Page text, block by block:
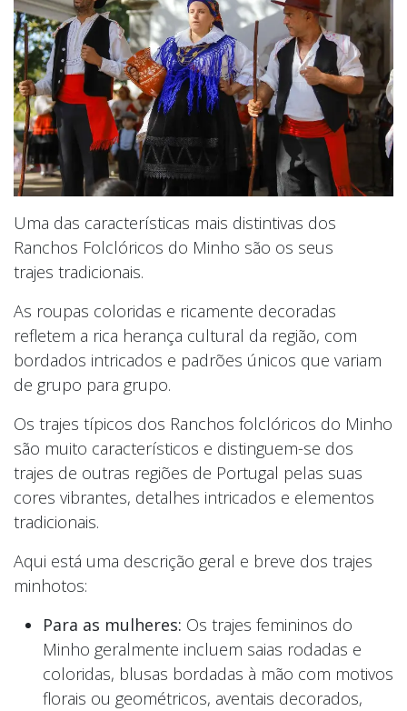
Uma das características mais distintivas dos
Ranchos Folclóricos do Minho são os seus
trajes tradicionais.
As roupas coloridas e ricamente decoradas
refletem a rica herança cultural da região, com
bordados intricados e padrões únicos que variam
de grupo para grupo.
Os trajes típicos dos Ranchos folclóricos do Minho
são muito característicos e distinguem-se dos
trajes de outras regiões de Portugal pelas suas
cores vibrantes, detalhes intricados e elementos
tradicionais.
Aqui está uma descrição geral e breve dos trajes
minhotos:
Para as mulheres: Os trajes femininos do
Minho geralmente incluem saias rodadas e
coloridas, blusas bordadas à mão com motivos
florais ou geométricos, aventais decorados,